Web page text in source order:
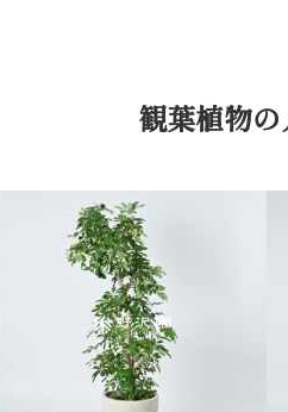
観葉植物